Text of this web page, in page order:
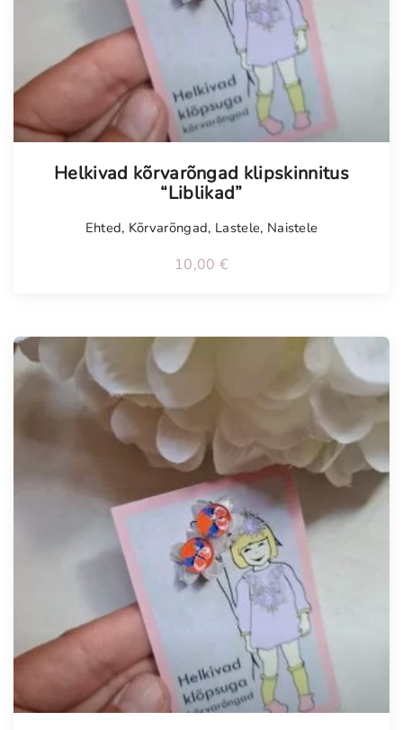
Helkivad kõrvarõngad klipskinnitus
“Liblikad”
Ehted, Kõrvarõngad, Lastele, Naistele
10,00 €